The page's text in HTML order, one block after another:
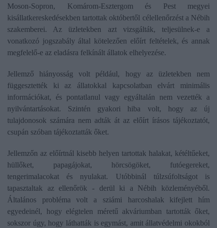
Moson-Sopron, Komárom-Esztergom és Pest megyei
kisállatkereskedésekben tartottak októbertől célellenőrzést a Nébih
szakemberei. Az üzletekben azt vizsgálták, teljesülnek-e a
vonatkozó jogszabály által kötelezően előírt feltételek, és annak
megfelelő-e az eladásra felkínált állatok elhelyezése.
Jellemző hiányosság volt például, hogy az üzletekben nem
függesztették ki az állatokkal kapcsolatban elvárt minimális
információkat, és pontatlanul vagy egyáltalán nem vezették a
nyilvántartásokat. Szintén gyakori hiba volt, hogy az új
tulajdonosok számára nem adták át az előírt írásos tájékoztatót,
csupán szóban tájékoztatták őket.
Jellemzőn az előírtnál kisebb helyen tartottak halakat, kétéltűeket,
hüllőket, papagájokat, hörcsögöket, futóegereket,
tengerimalacokat és nyulakat. Utóbbinál túlzsúfoltságot is
tapasztaltak az ellenőrök - derül ki a Nébih közleményéből.
Általános probléma volt a sziámi harcoshalak kifejlett hím
egyedeinél, hogy elégtelen méretű akváriumban tartották őket,
sokszor úgy, hogy láthatták is egymást, amit állatvédelmi okokból